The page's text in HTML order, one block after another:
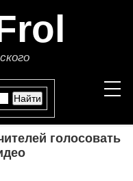
голосовать